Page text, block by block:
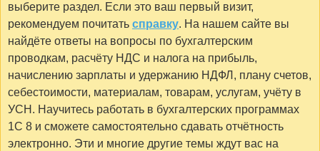
выберите раздел. Если это ваш первый визит,
рекомендуем почитать справку. На нашем сайте вы
найдёте ответы на вопросы по бухгалтерским
проводкам, расчёту НДС и налога на прибыль,
начислению зарплаты и удержанию НДФЛ, плану счетов,
себестоимости, материалам, товарам, услугам, учёту в
УСН. Научитесь работать в бухгалтерских программах
1С 8 и сможете самостоятельно сдавать отчётность
электронно. Эти и многие другие темы ждут вас на